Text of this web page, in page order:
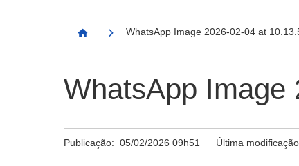
Página Inicial
WhatsApp Image 2026-02-04 at
WhatsApp Image
Publicação: 05/02/2026 09h51 Última